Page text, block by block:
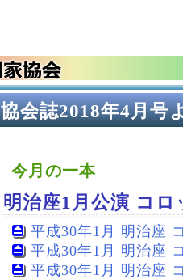
協会誌2018年4月号
今月の一本
明治座1月公演 コ
平成30年1月 明治座
平成30年1月 明治座
平成30年1月 明治座